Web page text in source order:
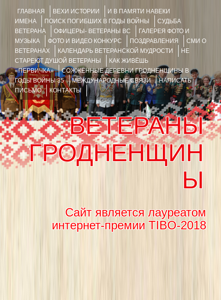
ГЛАВНАЯ ВЕХИ ИСТОРИИ
И В ПАМЯТИ НАВЕКИ
ИМЕНА
ПОИСК ПОГИБШИХ В ГОДЫ ВОЙНЫ
СУДЬБА
ВЕТЕРАНА
ОФИЦЕРЫ- ВЕТЕРАНЫ ВС
ГАЛЕРЕЯ ФОТО И
МУЗЫКА
ФОТО И ВИДЕО КОНКУРС ПОЗДРАВЛЕНИЯ
СМИ О
ВЕТЕРАНАХ
КАЛЕНДАРЬ ВЕТЕРАНСКОЙ МУДРОСТИ
НЕ
СТАРЕЮТ ДУШОЙ ВЕТЕРАНЫ
КАК ЖИВЁШЬ
«ПЕРВИЧКА»
СОЖЖЁННЫЕ ДЕРЕВНИ ГРОДНЕНЩИНЫ В
ГОДЫ ВОЙНЫ 35
МЕЖДУНАРОДНЫЕ СВЯЗИ
НАПИСАТЬ
ПИСЬМО
КОНТАКТЫ
ВЕТЕРАНЫ
ГРОДНЕНЩИН
Ы
Сайт является лауреатом
интернет-премии TIBO-2018